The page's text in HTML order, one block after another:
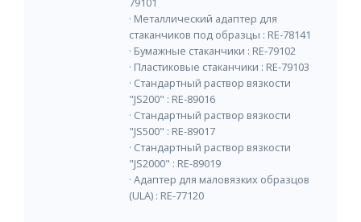
· Металлический адаптер для
стаканчиков под образцы : RE-78141
· Бумажные стаканчики : RE-79102
· Пластиковые стаканчики : RE-79103
· Стандартный раствор вязкости
"JS200" : RE-89016
· Стандартный раствор вязкости
"JS500" : RE-89017
· Стандартный раствор вязкости
"JS2000" : RE-89019
· Адаптер для маловязких образцов
(ULA) : RE-77120